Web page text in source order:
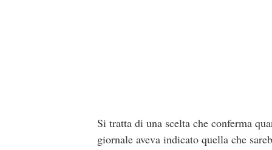
Si tratta di una scelta che conferma
giornale aveva indicato quella che